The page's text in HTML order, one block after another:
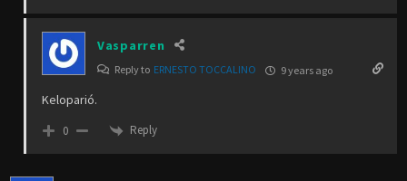
Vasparren
Reply to ERNESTO TOCCALINO 9 years ago
Keloparió.
0 Reply